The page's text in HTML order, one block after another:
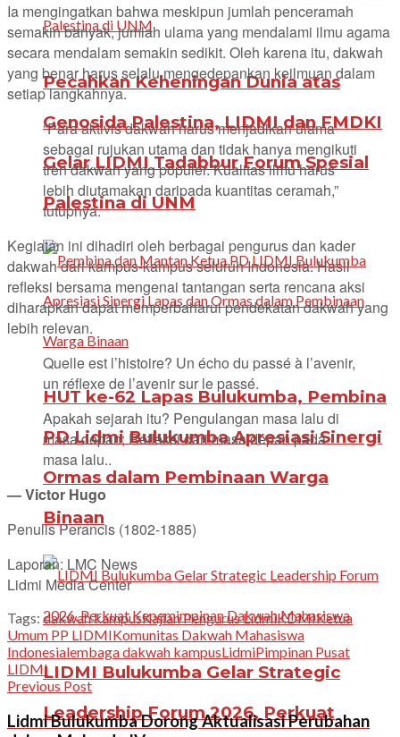
Pecahkan Keheningan Dunia atas
Genosida Palestina, LIDMI dan FMDKI
Gelar LIDMI Tadabbur Forum Spesial
Palestina di UNM
HUT ke-62 Lapas Bulukumba, Pembina
PD Lidmi Bulukumba Apresiasi Sinergi
Ormas dalam Pembinaan Warga
Binaan
LIDMI Bulukumba Gelar Strategic
Leadership Forum 2026, Perkuat
Ia mengingatkan bahwa meskipun jumlah penceramah
semakin banyak, jumlah ulama yang mendalami ilmu agama
secara mendalam semakin sedikit. Oleh karena itu, dakwah
yang benar harus selalu mengedepankan keilmuan dalam
setiap langkahnya.
“Para aktivis dakwah harus menjadikan ulama
sebagai rujukan utama dan tidak hanya mengikuti
tren dakwah yang populer. Kualitas ilmu harus
lebih diutamakan daripada kuantitas ceramah,”
tutupnya.
Kegiatan ini dihadiri oleh berbagai pengurus dan kader
dakwah dari kampus-kampus seluruh Indonesia. Hasil
refleksi bersama mengenai tantangan serta rencana aksi
diharapkan dapat memperbaharui pendekatan dakwah yang
lebih relevan.
Quelle est l’histoire? Un écho du passé à l’avenir,
un réflexe de l’avenir sur le passé.
Apakah sejarah itu? Pengulangan masa lalu di
masa depan; Refleksi dari masa depan pada
masa lalu..
— Victor Hugo
Penulis Perancis (1802-1885)
Laporan: LMC News
Lidmi Media Center
Tags: dakwah kampusKajian Pengurus LidmiKDMIKetua
Umum PP LIDMIKomunitas Dakwah Mahasiswa
Indonesialembaga dakwah kampusLidmiPimpinan Pusat
LIDMI
Previous Post
Lidmi Bulukumba Dorong Aktualisasi Perubahan